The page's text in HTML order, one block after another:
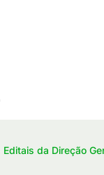
Editais da Direção